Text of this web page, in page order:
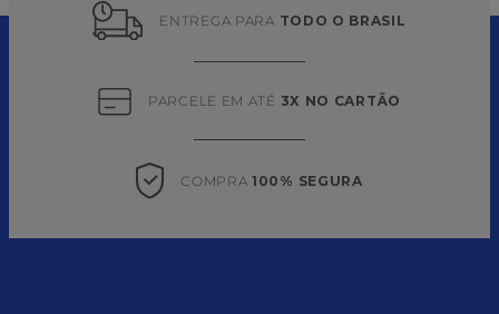
ENTREGA PARA TODO O BRASIL
PARCELE EM ATÉ 3X NO CARTÃO
COMPRA 100% SEGURA